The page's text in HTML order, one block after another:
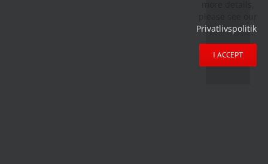
Privatlivspolitik
I ACCEPT